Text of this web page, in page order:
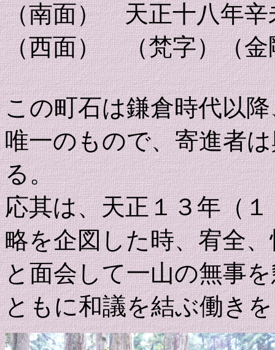
（南面） 天正十八年辛
（西面） （梵字）（金
この町石は鎌倉時代以
唯一のもので、寄進者
る。
応其は、天正１３年（
略を企図した時、宥全
と面会して一山の無事
ともに和議を結ぶ働き